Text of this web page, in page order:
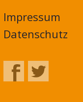
Impressum
Datenschutz